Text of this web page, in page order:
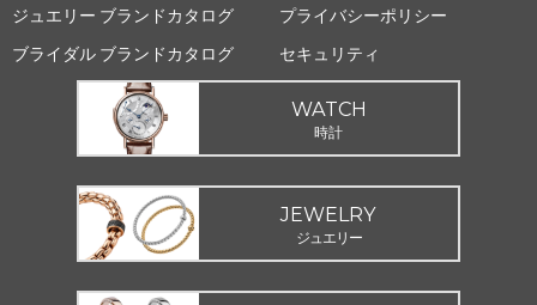
ジュエリー ブランドカタログ
ブライダル ブランドカタログ
プライバシーポリシー
セキュリティ
WATCH
時計
JEWELRY
ジュエリー